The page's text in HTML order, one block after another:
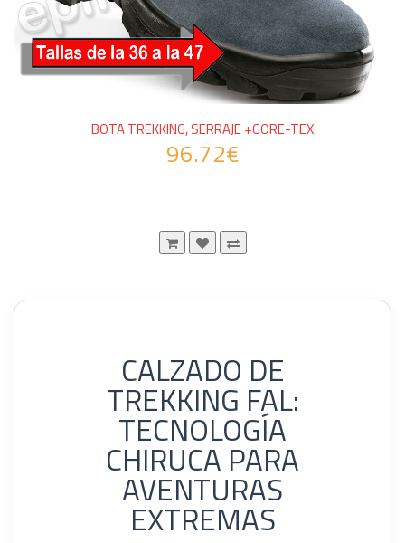
BOTA TREKKING, SERRAJE +GORE-TEX
96.72€
CALZADO DE
TREKKING FAL:
TECNOLOGÍA
CHIRUCA PARA
AVENTURAS
EXTREMAS